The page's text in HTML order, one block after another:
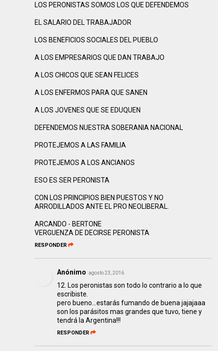
LOS PERONISTAS SOMOS LOS QUE DEFENDEMOS
EL SALARIO DEL TRABAJADOR
LOS BENEFICIOS SOCIALES DEL PUEBLO
A LOS EMPRESARIOS QUE DAN TRABAJO
A LOS CHICOS QUE SEAN FELICES
A LOS ENFERMOS PARA QUE SANEN
A LOS JOVENES QUE SE EDUQUEN
DEFENDEMOS NUESTRA SOBERANIA NACIONAL
PROTEJEMOS A LAS FAMILIA
PROTEJEMOS A LOS ANCIANOS
ESO ES SER PERONISTA
CON LOS PRINCIPIOS BIEN PUESTOS Y NO
ARRODILLADOS ANTE EL PRO NEOLIBERAL.
ARCANDO - BERTONE
VERGUENZA DE DECIRSE PERONISTA
RESPONDER
Anónimo agosto 23, 2016
12. Los peronistas son todo lo contrario a lo que
escribiste.
pero bueno...estarás fumando de buena jajajaaa
son los parásitos mas grandes que tuvo, tiene y
tendrá la Argentina!!!
RESPONDER